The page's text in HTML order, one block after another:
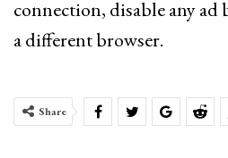
connection, disable any
a different browser.
Share